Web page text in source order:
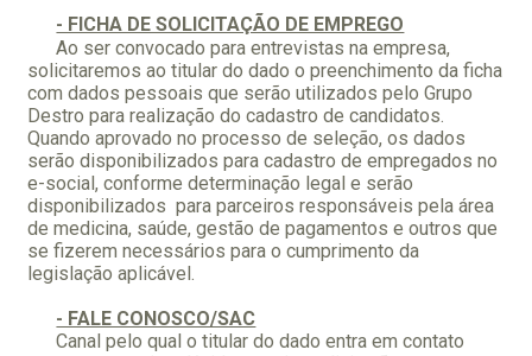
- FICHA DE SOLICITAÇÃO DE EMPREGO
Ao ser convocado para entrevistas na empresa,
solicitaremos ao titular do dado o preenchimento da ficha
com dados pessoais que serão utilizados pelo Grupo
Destro para realização do cadastro de candidatos.
Quando aprovado no processo de seleção, os dados
serão disponibilizados para cadastro de empregados no
e-social, conforme determinação legal e serão
disponibilizados para parceiros responsáveis pela área
de medicina, saúde, gestão de pagamentos e outros que
se fizerem necessários para o cumprimento da
legislação aplicável.
- FALE CONOSCO/SAC
Canal pelo qual o titular do dado entra em contato